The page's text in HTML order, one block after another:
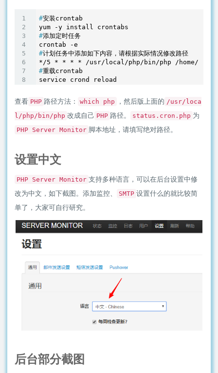
#安装crontab
#添加定时任务
#计划任务中添加如下内容，请根据实际情况修改路径
#重载crontab
查看 PHP 路径方法： which php ，然后版上面的 /usr/loca
l/php/bin/php 改成自己 PHP 路径。 status.cron.php 为
PHP Server Monitor 脚本地址，请填写绝对路径。
设置中文
PHP Server Monitor 支持多种语言，可以在后台设置中修
改为中文，如下截图。添加监控、
SMTP 设置什么的就比较简
单了，大家可自行研究。
后台部分截图